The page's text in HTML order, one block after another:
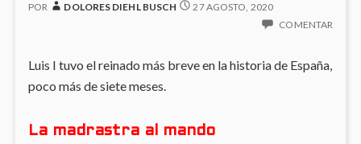
POR DOLORES DIEHL BUSCH
27 AGOSTO, 2020
COMENTAR
Luis I tuvo el reinado más breve en la historia de España,
poco más de siete meses.
La madrastra al mando